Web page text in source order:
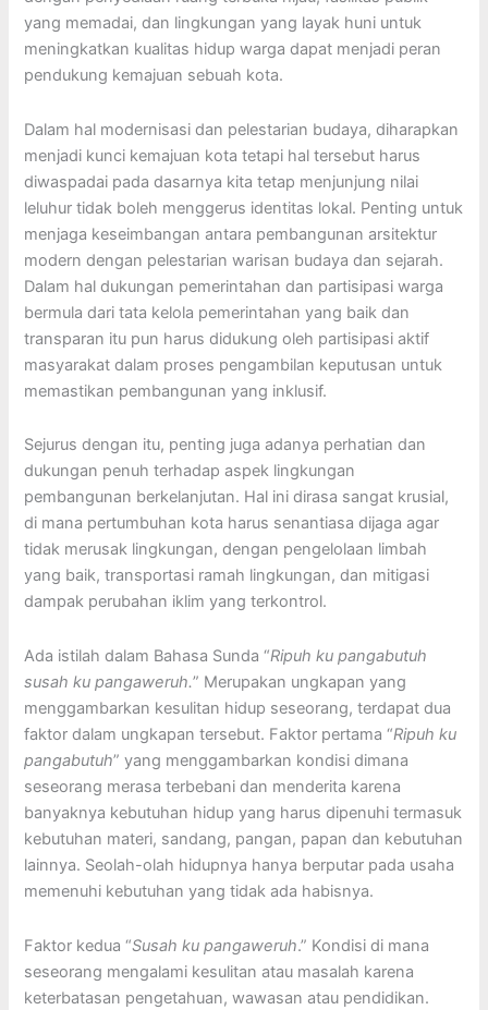
yang memadai, dan lingkungan yang layak huni untuk
meningkatkan kualitas hidup warga dapat menjadi peran
pendukung kemajuan sebuah kota.
Dalam hal modernisasi dan pelestarian budaya, diharapkan
menjadi kunci kemajuan kota tetapi hal tersebut harus
diwaspadai pada dasarnya kita tetap menjunjung nilai
leluhur tidak boleh menggerus identitas lokal. Penting untuk
menjaga keseimbangan antara pembangunan arsitektur
modern dengan pelestarian warisan budaya dan sejarah.
Dalam hal dukungan pemerintahan dan partisipasi warga
bermula dari tata kelola pemerintahan yang baik dan
transparan itu pun harus didukung oleh partisipasi aktif
masyarakat dalam proses pengambilan keputusan untuk
memastikan pembangunan yang inklusif.
Sejurus dengan itu, penting juga adanya perhatian dan
dukungan penuh terhadap aspek lingkungan
pembangunan berkelanjutan. Hal ini dirasa sangat krusial,
di mana pertumbuhan kota harus senantiasa dijaga agar
tidak merusak lingkungan, dengan pengelolaan limbah
yang baik, transportasi ramah lingkungan, dan mitigasi
dampak perubahan iklim yang terkontrol.
Ada istilah dalam Bahasa Sunda “Ripuh ku pangabutuh
susah ku pangaweruh.” Merupakan ungkapan yang
menggambarkan kesulitan hidup seseorang, terdapat dua
faktor dalam ungkapan tersebut. Faktor pertama “Ripuh ku
pangabutuh” yang menggambarkan kondisi dimana
seseorang merasa terbebani dan menderita karena
banyaknya kebutuhan hidup yang harus dipenuhi termasuk
kebutuhan materi, sandang, pangan, papan dan kebutuhan
lainnya. Seolah-olah hidupnya hanya berputar pada usaha
memenuhi kebutuhan yang tidak ada habisnya.
Faktor kedua “Susah ku pangaweruh.” Kondisi di mana
seseorang mengalami kesulitan atau masalah karena
keterbatasan pengetahuan, wawasan atau pendidikan.